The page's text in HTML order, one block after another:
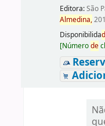
Editora:São
Almedina,
Disponibilida
[Númerode